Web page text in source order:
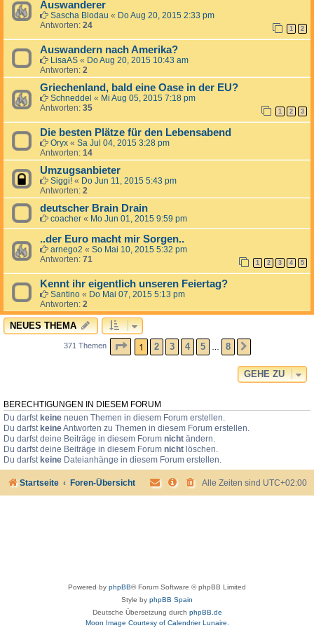
Auswanderer
Sascha Blodau « Do Aug 20, 2015 2:33 pm
Antworten: 24 1 2
Auswandern nach Amerika?
LisaAS « Do Aug 20, 2015 10:43 am
Antworten: 2
Griechenland, bald eine Oase in der EU?
Schneddel « Mi Aug 05, 2015 7:18 pm
Antworten: 35 1 2 3
Die besten Plätze für den Lebensabend
Oryx « Sa Jul 04, 2015 3:28 pm
Antworten: 14
Umzugsanbieter
Siggi! « Do Jun 11, 2015 5:43 pm
Antworten: 2
deutscher Brain Drain
coacher « Mo Jun 01, 2015 9:59 pm
..der Euro macht mir Sorgen..
arnego2 « So Mai 10, 2015 5:32 pm
Antworten: 71 1 2 3 4 5
Kennt ihr eigentlich unseren Feiertag?
Santino « Do Mai 07, 2015 5:13 pm
Antworten: 2
NEUES THEMA
371 Themen SEITE1 VON8
1 2 3 4 5 8
GEHE ZU
BERECHTIGUNGEN IN DIESEM FORUM
Du darfst keine neuen Themen in diesem Forum erstellen.
Du darfst keineAntworten zu Themen in diesem Forum erstellen.
Du darfst deine Beiträge in diesem Forum nicht ändern.
Du darfst deine Beiträge in diesem Forum nicht löschen.
Du darfst keine Dateianhänge in diesem Forum erstellen.
Startseite Foren-Übersicht Alle Zeiten sind UTC+02:00
Powered by phpBB® Forum Software © phpBB Limited
Style by phpBB Spain
Deutsche Übersetzung durch phpBB.de
Moon Image Courtesy of Calendrier Lunaire.